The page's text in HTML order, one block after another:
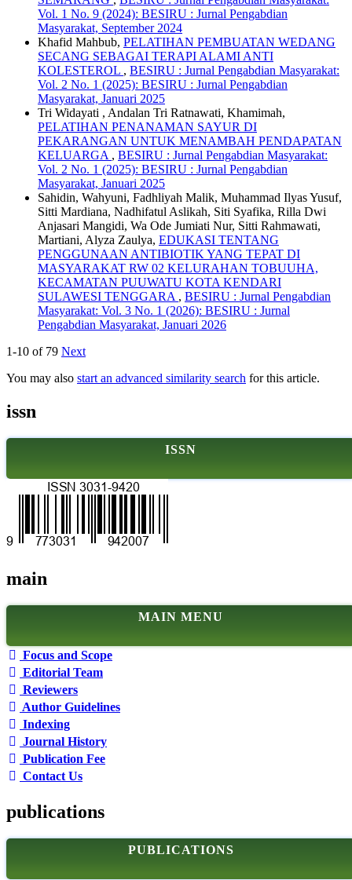
Vol. 1 No. 9 (2024): BESIRU : Jurnal Pengabdian
Masyarakat, September 2024
Khafid Mahbub, PELATIHAN PEMBUATAN WEDANG
SECANG SEBAGAI TERAPI ALAMI ANTI
KOLESTEROL , BESIRU : Jurnal Pengabdian Masyarakat:
Vol. 2 No. 1 (2025): BESIRU : Jurnal Pengabdian
Masyarakat, Januari 2025
Tri Widayati , Andalan Tri Ratnawati, Khamimah,
PELATIHAN PENANAMAN SAYUR DI
PEKARANGAN UNTUK MENAMBAH PENDAPATAN
KELUARGA , BESIRU : Jurnal Pengabdian Masyarakat:
Vol. 2 No. 1 (2025): BESIRU : Jurnal Pengabdian
Masyarakat, Januari 2025
Sahidin, Wahyuni, Fadhliyah Malik, Muhammad Ilyas Yusuf,
Sitti Mardiana, Nadhifatul Aslikah, Siti Syafika, Rilla Dwi
Anjasari Mangidi, Wa Ode Jumiati Nur, Sitti Rahmawati,
Martiani, Alyza Zaulya, EDUKASI TENTANG
PENGGUNAAN ANTIBIOTIK YANG TEPAT DI
MASYARAKAT RW 02 KELURAHAN TOBUUHA,
KECAMATAN PUUWATU KOTA KENDARI
SULAWESI TENGGARA , BESIRU : Jurnal Pengabdian
Masyarakat: Vol. 3 No. 1 (2026): BESIRU : Jurnal
Pengabdian Masyarakat, Januari 2026
1-10 of 79 Next
You may also start an advanced similarity search for this article.
issn
ISSN
main
MAIN MENU
Focus and Scope
Editorial Team
Reviewers
Author Guidelines
Indexing
Journal History
Publication Fee
Contact Us
publications
PUBLICATIONS